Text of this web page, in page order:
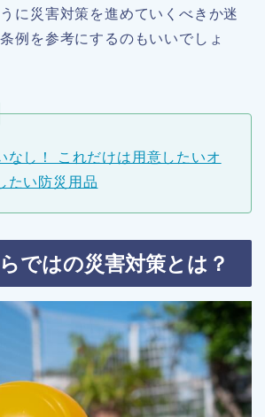
に災害対策を進めていくべきか迷
例を参考にするのもいいでしょ
なし！ これだけは用意したいオ
たい防災用品
ではの災害対策とは？